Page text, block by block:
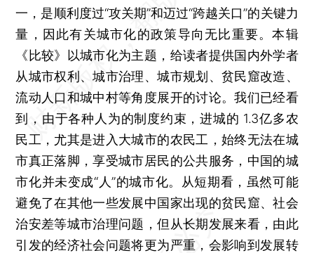
一，是顺利度过“攻关期”和迈过“跨越关口”的关键力
量，因此有关城市化的政策导向无比重要。本辑
《比较》以城市化为主题，给读者提供国内外学者
从城市权利、城市治理、城市规划、贫民窟改造、
流动人口和城中村等角度展开的讨论。我们已经看
到，由于各种人为的制度约束，进城的 1.3亿多农
民工，尤其是进入大城市的农民工，始终无法在城
市真正落脚，享受城市居民的公共服务，中国的城
市化并未变成“人”的城市化。从短期看，虽然可能
避免了在其他一些发展中国家出现的贫民窟、社会
治安差等城市治理问题，但从长期发展来看，由此
引发的经济社会问题将更为严重，会影响到发展转